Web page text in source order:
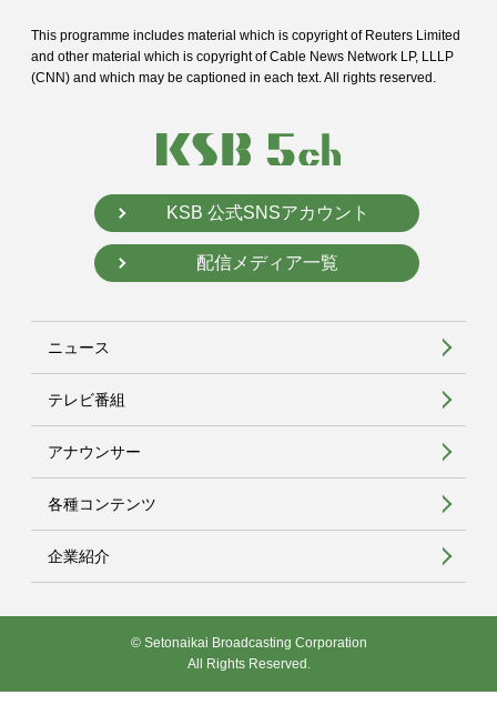
This programme includes material which is copyright of Reuters Limited
and other material which is copyright of Cable News Network LP, LLLP
(CNN) and which may be captioned in each text. All rights reserved.
KSB 公式SNSアカウント
配信メディア一覧
ニュース
テレビ番組
アナウンサー
各種コンテンツ
企業紹介
© Setonaikai Broadcasting Corporation
All Rights Reserved.